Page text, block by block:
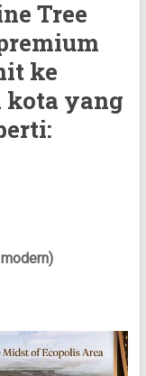
Tree
ke
kota yang